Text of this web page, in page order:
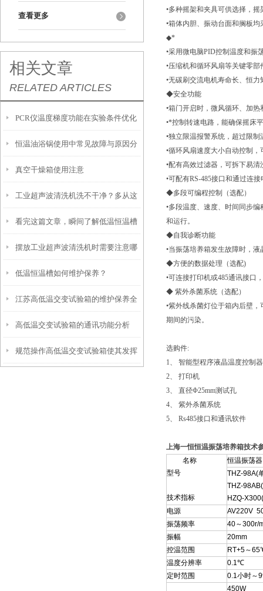
查看更多
相关文章
RELATED ARTICLES
PCR仪温度梯度功能在实验条件优化
中的使用技巧
恒温油浴锅使用中常见故障与原因分
析
真空干燥箱使用注意
工业超声波清洗机洗不干净？多从这
些方面找原因
看完这篇文章，瞬间了解低温恒温槽
了！
摆放工业超声波清洗机时需要注意哪
些要点？
低温恒温槽如何维护保养？
江苏高低温交变试验箱的维护保养全
攻略：清洁、校准与系统检查要点
高低温交变试验箱的通讯功能分析
规范操作高低温交变试验箱使其发挥
•多种摇架和夹具可供选择，
•箱体内胆、振动台面和搁板
◆*
•采用微电脑PID控制温度和振
•压缩机和循环风扇等关键零
•无碳刷交流电机寿命长、恒
◆安全功能
•箱门开启时，微风循环、加
•*控制转速电路，能确保摇床
•独立限温报警系统，超过限
•循环风扇速度大小自动控制
•配有高效过滤器，可拆下易
•可配有RS-485接口和通过连
◆多段可编程控制（选配）
•多段温度、速度、时间同步
和运行。
◆自我诊断功能
•当振荡培养箱发生故障时，
◆方便的数据处理（选配)
•可连接打印机或485通讯接口
◆ 紫外杀菌系统（选配）
•紫外线杀菌灯位于箱内后壁
期间的污染。
选购件:
1、 智能型程序液晶温度控制
2、 打印机
3、 直径Φ25mm测试孔
4、 紫外杀菌系统
5、 Rs485接口和通讯软件
上海一恒恒温振荡培养箱技术
名称
型号
技术指标
恒温振荡器
THZ-98A(
THZ-
HZQ-
电源
AV220V
振荡频率
40～300r/
振幅
20mm
控温范围
RT+5～
温度分辨率
0.1℃
定时范围
0.1小时～
450W